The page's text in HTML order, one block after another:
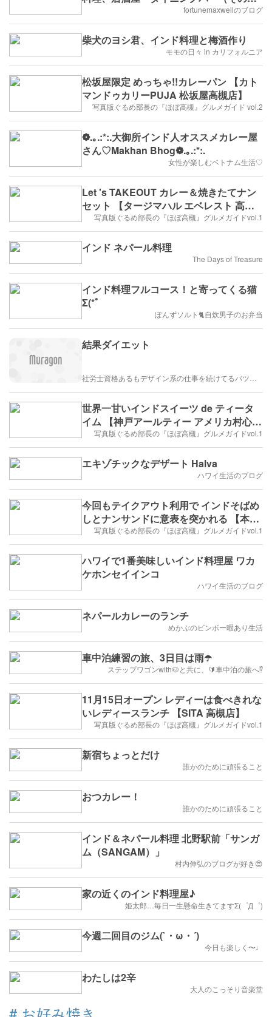
fortunemaxwellのブログ
柴犬のヨシ君、インド料理と梅酒作り
モモの日々 in カリフォルニア
松坂屋限定 めっちゃ!!カレーパン 【カト
マンドゥカリーPUJA 松坂屋高槻店】
写真版ぐるめ部長の『ほぼ高槻』グルメガイド vol.2
❁.｡.:*:.大御所インド人オススメカレー屋
さん♡Makhan Bhog❁.｡.:*:.
女性が楽しむベトナム生活♡
Let 's TAKEOUT カレー＆焼きたてナン
セット 【タージマハル エベレスト 高槻
店】写真版ぐるめ部長の『ほぼ高槻』グルメガイドvol.1
インド ネパール料理
The Days of Treasure
インド料理フルコース！と寄ってくる猫
Σ(*ﾟ
ぽんずソルト🐈自炊男子のお弁当
結果ダイエット
世界一甘いインドスイーツ de ティータ
イム 【神戸アールティー アメリカ村心斎
橋ビッグステップ店】
写真版ぐるめ部長の『ほぼ高槻』グルメガイドvol.1
エキゾチックなデザート Halva
ハワイ生活のブログ
今回もテイクアウト利用で インドそばめ
しとナンサンドに意表を突かれる 【本格
インド料理 SAVERA】
写真版ぐるめ部長の『ほぼ高槻』グルメガイドvol.1
ハワイで1番美味しいインド料理屋 ワカ
ケホンセイインコ
ハワイ生活のブログ
ネパールカレーのランチ
めかぶのビンボー暇あり生活
車中泊練習の旅、3日目は雨☂️
ステップワゴンwith🐶と共に、🔰車中泊の旅へ⁉️
11月15日オープン レディーは食べきれな
いレディースランチ 【SITA 高槻店】
写真版ぐるめ部長の『ほぼ高槻』グルメガイドvol.1
新宿ちょっとだけ
誰かのために頑張ること
おつカレー！
誰かのために頑張ること
インド＆ネパール料理 北野駅前「サンガ
ム（SANGAM）」
村内伸弘のブログが好き😍
家の近くのインド料理屋♪
姫太郎…毎日一生懸命生きてますΣ(゜Д゜)
今週二回目のジム(`・ω・´)
今日も楽しく〜♩
わたしは2辛
大人のこっそり音楽堂